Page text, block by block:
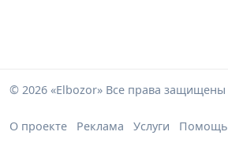
© 2026 «Elbozor» Все права защищены
О проекте Реклама Услуги Помощь